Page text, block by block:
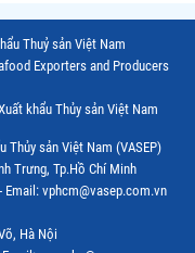
Thuỷ sản Việt Nam
Exporters and Producers
khẩu Thủy sản Việt Nam
Thủy sản Việt Nam (VASEP)
Trưng, Tp.Hồ Chí Minh
Email: vphcm@vasep.com.vn
Hà Nội